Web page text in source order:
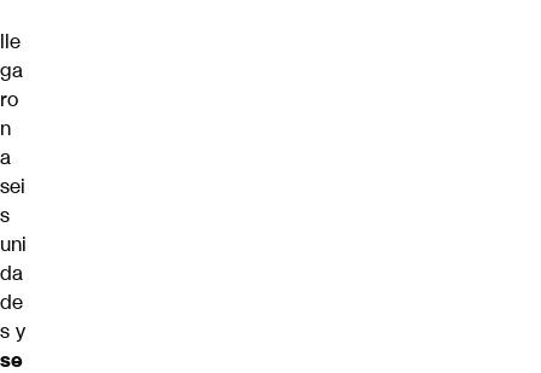
lle
ga
ro
n
a
sei
s
uni
da
de
s y
se